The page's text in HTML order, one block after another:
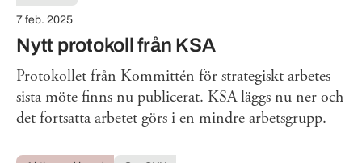
Nytt protokoll från KSA
7 feb. 2025
Protokollet från Kommittén för strategiskt arbetes
sista möte finns nu publicerat. KSA läggs nu ner och
det fortsatta arbetet görs i en mindre arbetsgrupp.